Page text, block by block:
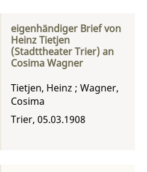
eigenhändiger Brief von
Heinz Tietjen
(Stadttheater Trier) an
Cosima Wagner
Tietjen, Heinz ; Wagner,
Cosima
Trier, 05.03.1908